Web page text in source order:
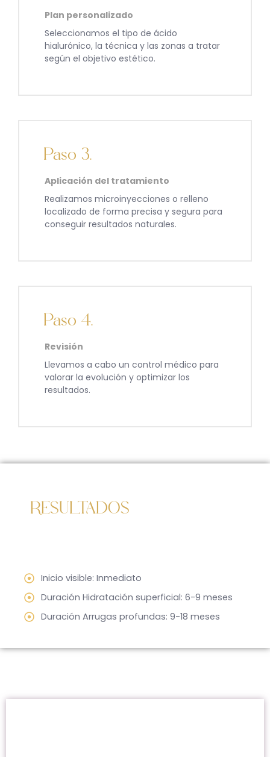
Plan personalizado
Seleccionamos el tipo de ácido
hialurónico, la técnica y las zonas a tratar
según el objetivo estético.
Paso 3.
Aplicación del tratamiento
Realizamos microinyecciones o relleno
localizado de forma precisa y segura para
conseguir resultados naturales.
Paso 4.
Revisión
Llevamos a cabo un control médico para
valorar la evolución y optimizar los
resultados.
RESULTADOS
Inicio visible: Inmediato
Duración Hidratación superficial: 6-9 meses
Duración Arrugas profundas: 9-18 meses